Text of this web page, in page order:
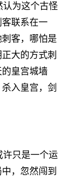
为这个古怪
联系在一
客，哪怕是
大的方式刺
皇宫城墙
入皇宫，剑
只是一个运
，忽然闯到